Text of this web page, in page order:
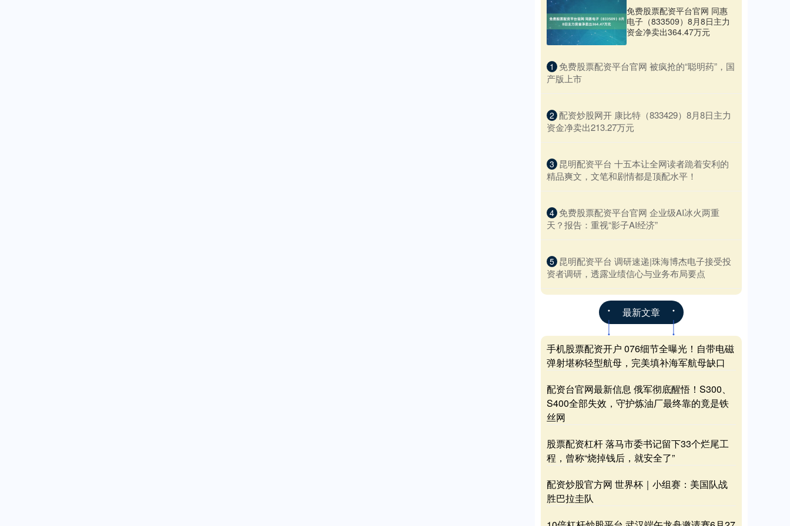
免费股票配资平台官网 同惠
电子（833509）8月8日主力
资金净卖出364.47万元
1 ​免费股票配资平台官网 被疯抢的“聪明药”，国
产版上市
2 ​配资炒股网开 康比特（833429）8月8日主力
资金净卖出213.27万元
3 ​昆明配资平台 十五本让全网读者跪着安利的
精品爽文，文笔和剧情都是顶配水平！
4 ​免费股票配资平台官网 企业级AI冰火两重
天？报告：重视“影子AI经济”
5 ​昆明配资平台 调研速递|珠海博杰电子接受投
资者调研，透露业绩信心与业务布局要点
最新文章
手机股票配资开户 076细节全曝光！自带电磁
弹射堪称轻型航母，完美填补海军航母缺口
配资台官网最新信息 俄军彻底醒悟！S300、
S400全部失效，守护炼油厂最终靠的竟是铁
丝网
股票配资杠杆 落马市委书记留下33个烂尾工
程，曾称“烧掉钱后，就安全了”
配资炒股官方网 世界杯｜小组赛：美国队战
胜巴拉圭队